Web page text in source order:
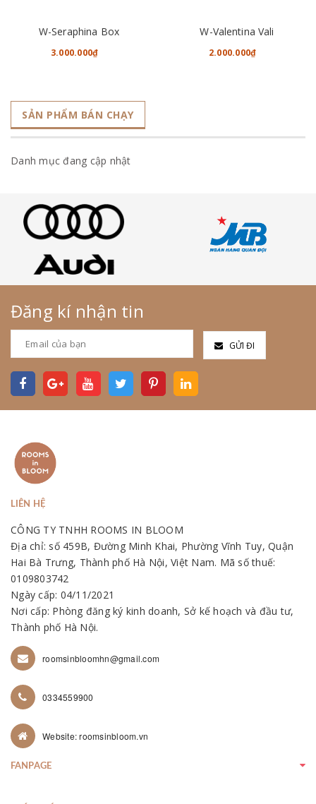
W-Seraphina Box
3.000.000₫
W-Valentina Vali
2.000.000₫
SẢN PHẨM BÁN CHẠY
Danh mục đang cập nhật
Đăng kí nhận tin
GỬI ĐI
LIÊN HỆ
CÔNG TY TNHH ROOMS IN BLOOM
Địa chỉ: số 459B, Đường Minh Khai, Phường Vĩnh Tuy, Quận
Hai Bà Trưng, Thành phố Hà Nội, Việt Nam. Mã số thuế:
0109803742
Ngày cấp: 04/11/2021
Nơi cấp: Phòng đăng ký kinh doanh, Sở kế hoạch và đầu tư,
Thành phố Hà Nội.
roomsinbloomhn@gmail.com
0334559900
Website: roomsinbloom.vn
FANPAGE